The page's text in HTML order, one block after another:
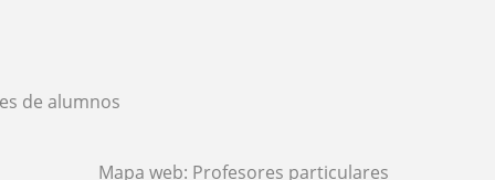
de alumnos
Mapa web: Profesores particulares